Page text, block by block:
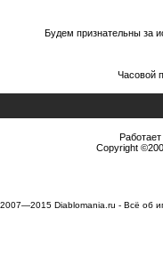
Будем признательны за
Часовой
Copyright
Diablomania.ru - Всё об